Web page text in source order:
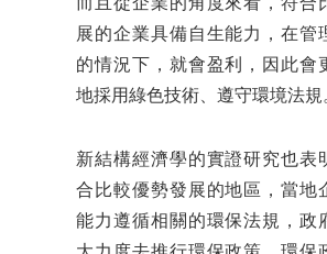
而且從企業的角度來看，符合
展的企業具備自生能力，在管
的情況下，就會盈利，因此會
地採用綠色技術、遵守環境法規
新結構經濟學的實證研究也表
合比較優勢發展的地區，當地
能力遵循相關的環保法規，政